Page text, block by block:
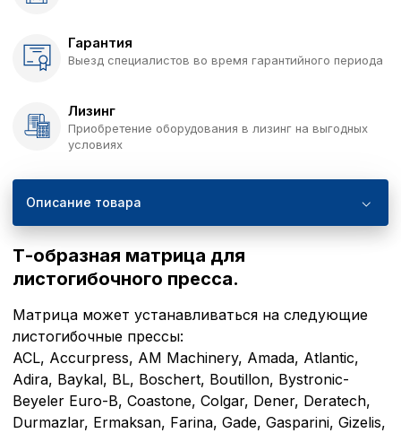
Гарантия
Выезд специалистов во время гарантийного периода
Лизинг
Приобретение оборудования в лизинг на выгодных
условиях
Описание товара
Т-образная матрица для
листогибочного пресса.
Матрица может устанавливаться на следующие
листогибочные прессы:
ACL, Accurpress, AM Machinery, Amada, Atlantic,
Adira, Baykal, BL, Boschert, Boutillon, Bystronic-
Beyeler Euro-B, Coastone, Colgar, Dener, Deratech,
Durmazlar, Ermaksan, Farina, Gade, Gasparini, Gizelis,